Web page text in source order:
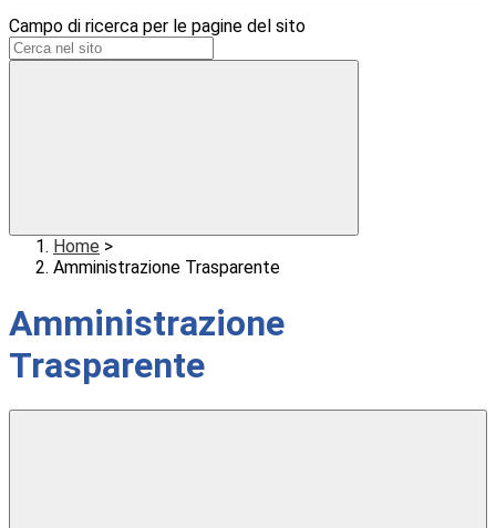
Campo di ricerca per le pagine del sito
Home >
Amministrazione Trasparente
Amministrazione
Trasparente